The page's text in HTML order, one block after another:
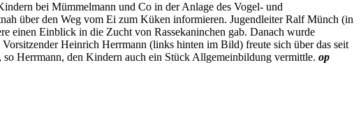
bei Mümmelmann und Co in der Anlage des Vogel- und
über den Weg vom Ei zum Küken informieren. Jugendleiter Ralf Münch (in
einen Einblick in die Zucht von Rassekaninchen gab. Danach wurde
Heinrich Herrmann (links hinten im Bild) freute sich über das seit
so Herrmann, den Kindern auch ein Stück Allgemeinbildung vermittle. op